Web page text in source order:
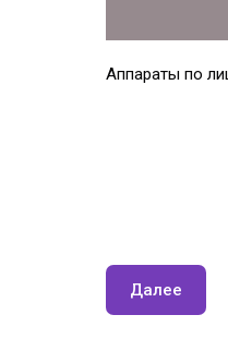
Аппараты по
Далее